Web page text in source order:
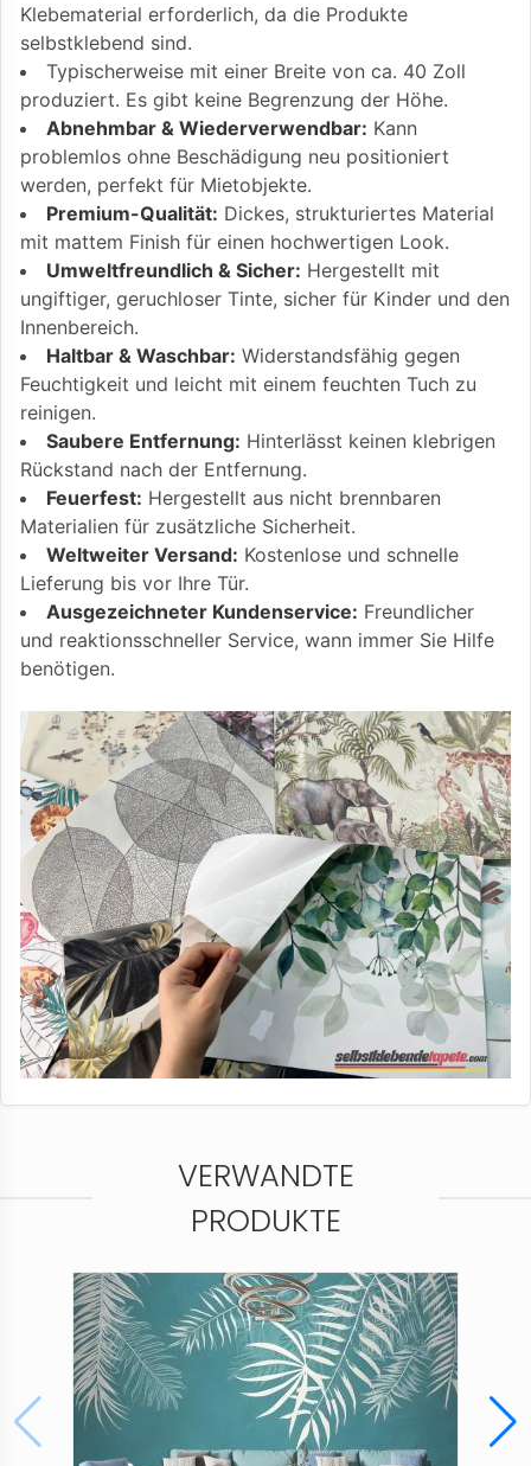
Klebematerial erforderlich, da die Produkte
selbstklebend sind.
Typischerweise mit einer Breite von ca. 40 Zoll
produziert. Es gibt keine Begrenzung der Höhe.
Abnehmbar & Wiederverwendbar: Kann
problemlos ohne Beschädigung neu positioniert
werden, perfekt für Mietobjekte.
Premium-Qualität: Dickes, strukturiertes Material
mit mattem Finish für einen hochwertigen Look.
Umweltfreundlich & Sicher: Hergestellt mit
ungiftiger, geruchloser Tinte, sicher für Kinder und den
Innenbereich.
Haltbar & Waschbar: Widerstandsfähig gegen
Feuchtigkeit und leicht mit einem feuchten Tuch zu
reinigen.
Saubere Entfernung: Hinterlässt keinen klebrigen
Rückstand nach der Entfernung.
Feuerfest: Hergestellt aus nicht brennbaren
Materialien für zusätzliche Sicherheit.
Weltweiter Versand: Kostenlose und schnelle
Lieferung bis vor Ihre Tür.
Ausgezeichneter Kundenservice: Freundlicher
und reaktionsschneller Service, wann immer Sie Hilfe
benötigen.
VERWANDTE
PRODUKTE